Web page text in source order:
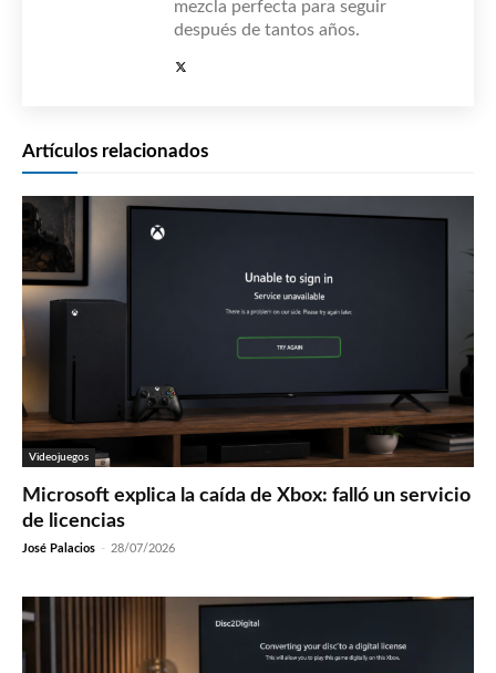
mezcla perfecta para seguir
después de tantos años.
Artículos relacionados
Videojuegos
Microsoft explica la caída de Xbox: falló un servicio
de licencias
José Palacios - 28/07/2026